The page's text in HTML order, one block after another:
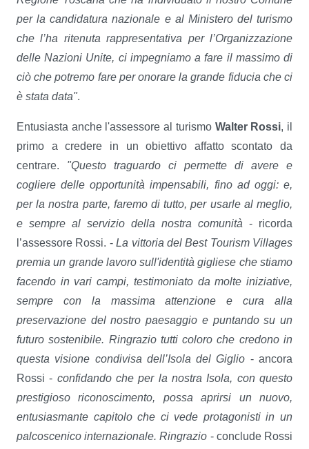
per la candidatura nazionale e al Ministero del turismo
che l’ha ritenuta rappresentativa per l’Organizzazione
delle Nazioni Unite, ci impegniamo a fare il massimo di
ciò che potremo fare per onorare la grande fiducia che ci
è stata data".
Entusiasta anche l'assessore al turismo Walter Rossi, il
primo a credere in un obiettivo affatto scontato da
centrare. "Questo traguardo ci permette di avere e
cogliere delle opportunità impensabili, fino ad oggi: e,
per la nostra parte, faremo di tutto, per usarle al meglio,
e sempre al servizio della nostra comunità - ricorda
l’assessore Rossi. -La vittoria del Best Tourism Villages
premia un grande lavoro sull'identità gigliese che stiamo
facendo in vari campi, testimoniato da molte iniziative,
sempre con la massima attenzione e cura alla
preservazione del nostro paesaggio e puntando su un
futuro sostenibile. Ringrazio tutti coloro che credono in
questa visione condivisa dell’Isola del Giglio - ancora
Rossi - confidando che per la nostra Isola, con questo
prestigioso riconoscimento, possa aprirsi un nuovo,
entusiasmante capitolo che ci vede protagonisti in un
palcoscenico internazionale. Ringrazio - conclude Rossi